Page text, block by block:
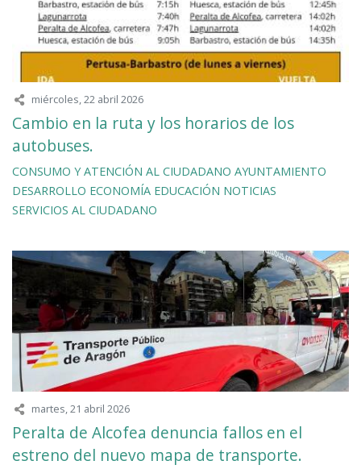
miércoles, 22 abril 2026
Cambio en la ruta y los horarios de los
autobuses.
CONSUMO Y ATENCIÓN AL CIUDADANO AYUNTAMIENTO
DESARROLLO ECONOMÍA EDUCACIÓN NOTICIAS
SERVICIOS AL CIUDADANO
martes, 21 abril 2026
Peralta de Alcofea denuncia fallos en el
estreno del nuevo mapa de transporte.